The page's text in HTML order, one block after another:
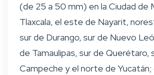
(de 25 a 50 mm) en la Ciudad de
Tlaxcala, el este de Nayarit,
sur de Durango, sur de Nuevo
de Tamaulipas, sur de
Campeche y el norte de Yucatán;